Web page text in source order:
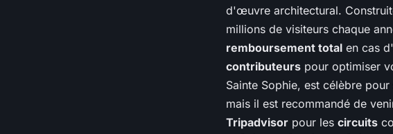
d'œuvre architectural.
millions de visiteurs chaque
remboursement total en cas
contributeurs pour optimiser
Sainte Sophie, est célèbre
mais il est recommandé de
Tripadvisor pour les circuits